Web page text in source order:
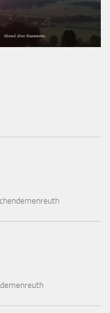
Abend über Hammerles